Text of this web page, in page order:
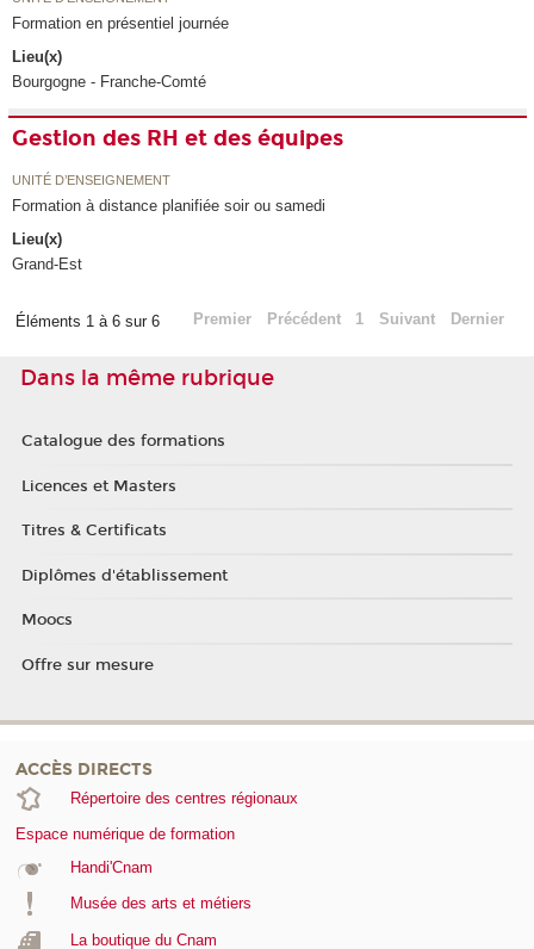
Formation en présentiel journée
Lieu(x)
Bourgogne - Franche-Comté
Gestion des RH et des équipes
UNITÉ D’ENSEIGNEMENT
Formation à distance planifiée soir ou samedi
Lieu(x)
Grand-Est
Éléments 1 à 6 sur 6 Premier Précédent 1 Suivant Dernier
Dans la même rubrique
Catalogue des formations
Licences et Masters
Titres & Certificats
Diplômes d'établissement
Moocs
Offre sur mesure
ACCÈS DIRECTS
Répertoire des centres régionaux
Espace numérique de formation
Handi'Cnam
Musée des arts et métiers
La boutique du Cnam